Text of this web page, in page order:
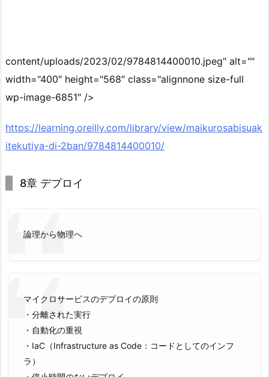
content/uploads/2023/02/9784814400010.jpeg" alt=""
width="400″ height="568″ class="alignnone size-full
wp-image-6851″ />
https://learning.oreilly.com/library/view/maikurosabisuak
itekutiya-di-2ban/9784814400010/
8章 デプロイ
論理から物理へ
マイクロサービスのデプロイの原則
・分離された実行
・自動化の重視
・IaC（Infrastructure as Code：コードとしてのインフ
ラ）